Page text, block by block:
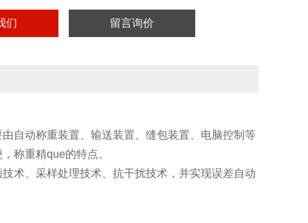
们 留言询价
自动称重装置、输送装置、缝包装置、电脑控制等
称重精que的特点。
术、采样处理技术、抗干扰技术，并实现误差自动